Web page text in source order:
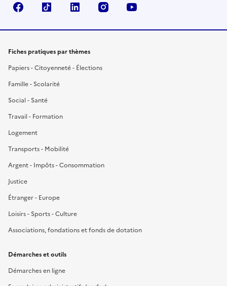
FacebookTikTok LinkedIn Instagram
Fiches pratiques par thèmes
Papiers - Citoyenneté - Élections
Famille - Scolarité
Social - Santé
Travail - Formation
Logement
Transports - Mobilité
Argent - Impôts - Consommation
Justice
Étranger - Europe
Loisirs - Sports - Culture
Associations, fondations et fonds de dotation
Démarches et outils
Démarches en ligne